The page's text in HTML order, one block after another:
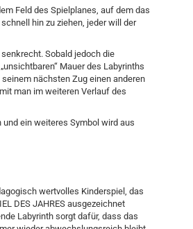
Feld des Spielplanes, auf dem das
hin zu ziehen, jeder will der
Sobald jedoch die
Mauer des Labyrinths
nächsten Zug einen anderen
man im weiteren Verlauf des
ein weiteres Symbol wird aus
wertvolles Kinderspiel, das
DES JAHRES ausgezeichnet
Labyrinth sorgt dafür, dass das